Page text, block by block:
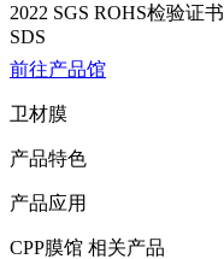
2022 SGS ROHS检验证书
SDS
前往产品馆
卫材膜
产品特色
产品应用
CPP膜馆 相关产品